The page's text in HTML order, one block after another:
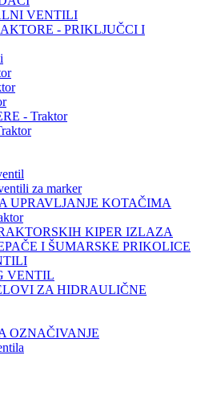
VENTILI
- PRIKLJUČCI I
- Traktor
za marker
UPRAVLJANJE KOTAČIMA
KIPER IZLAZA
I ŠUMARSKE PRIKOLICE
VENTIL
ZA HIDRAULIČNE
OZNAČIVANJE